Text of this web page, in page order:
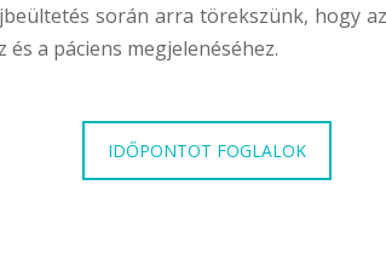
során arra törekszünk, hogy
a páciens megjelenéséhez.
IDŐPONTOT FOGLALOK